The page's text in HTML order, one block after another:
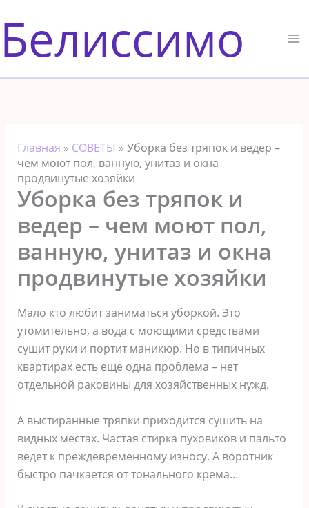
к
содержимому
Белиссимо
Главная » СОВЕТЫ » Уборка без тряпок и ведер –
чем моют пол, ванную, унитаз и окна
продвинутые хозяйки
Уборка без тряпок и
ведер – чем моют пол,
ванную, унитаз и окна
продвинутые хозяйки
Мало кто любит заниматься уборкой. Это
утомительно, а вода с моющими средствами
сушит руки и портит маникюр. Но в типичных
квартирах есть еще одна проблема – нет
отдельной раковины для хозяйственных нужд.
А выстиранные тряпки приходится сушить на
видных местах. Частая стирка пуховиков и пальто
ведет к преждевременному износу. А воротник
быстро пачкается от тонального крема…